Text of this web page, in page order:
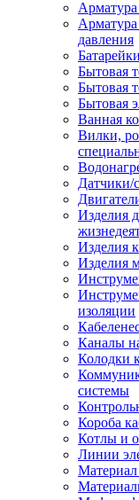
Арматура
давления
Бытовая
Бытовая
Бытовая
Ванная
Вилки,
Датчики/
Изделия
Изделия
Изделия
изоляции
Каналы
Колодки
системы
Короба
Котлы и
Линии